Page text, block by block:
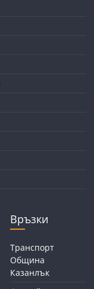
Връзки
Транспорт
Община
Казанлък